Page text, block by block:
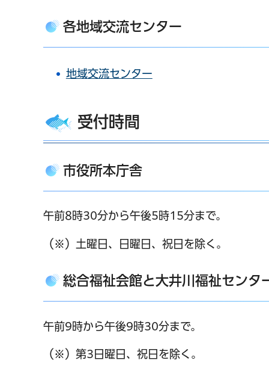
各地域交流センター
地域交流センター
受付時間
市役所本庁舎
午前8時30分から午後5時15分まで。
（※）土曜日、日曜日、祝日を除く。
総合福祉会館と大井川福祉センタ
午前9時から午後9時30分まで。
（※）第3日曜日、祝日を除く。